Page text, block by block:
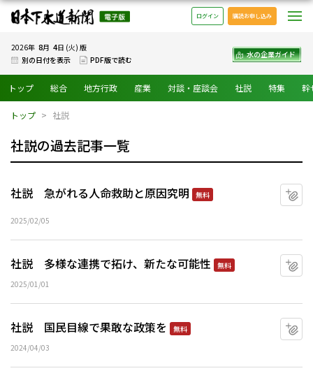
日本下水道新聞 電子版
ログイン 購読お申し込み
2026年 8月 4日 (火) 版
別の日付を表示
PDF版で読む
水の企業ガイド
トップ 総合 地方行政 産業 対談・座談会 社説 特集 幹
トップ 社説
社説の過去記事一覧
社説 急がれる人命救助と原因究明 無料
2025/02/05
社説 多様な連携で拓け、新たな可能性
無料
2025/01/01
社説 国民目線で果敢な政策を
無料
2024/04/03